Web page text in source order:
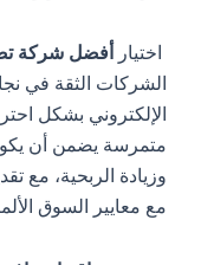
اختيارأفضل شركة
الشركات الثقة في
الإلكتروني بشكل
متمرسة يضمن أن يكون
وزيادة الربحية، مع
مع معايير السوق